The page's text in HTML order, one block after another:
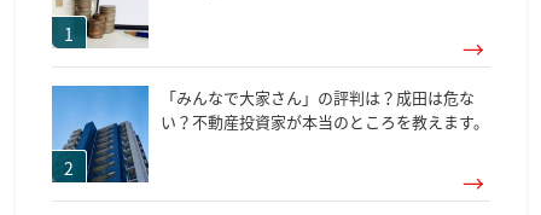
「みんなで大家さん」の評判は？成田は危な
い？不動産投資家が本当のところを教えます。